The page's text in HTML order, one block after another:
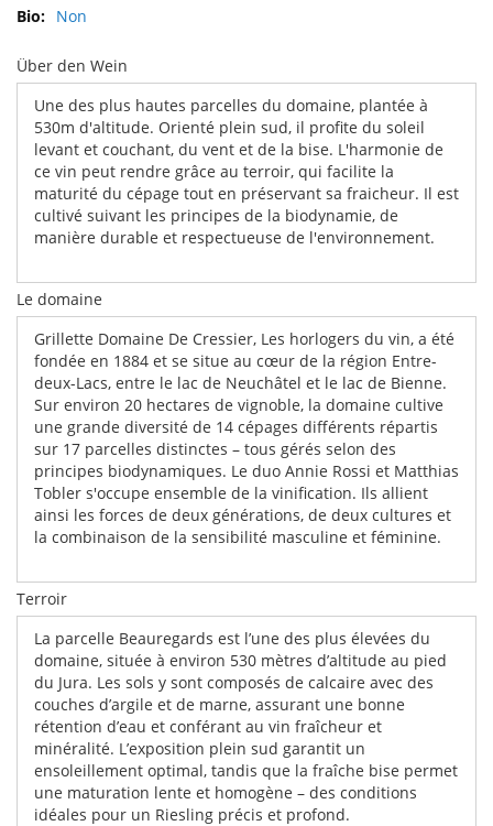
Non
Über den Wein
Une des plus hautes parcelles du domaine, plantée à
530m d'altitude. Orienté plein sud, il profite du soleil
levant et couchant, du vent et de la bise. L'harmonie de
ce vin peut rendre grâce au terroir, qui facilite la
maturité du cépage tout en préservant sa fraicheur. Il est
cultivé suivant les principes de la biodynamie, de
manière durable et respectueuse de l'environnement.
Le domaine
Grillette Domaine De Cressier, Les horlogers du vin, a été
fondée en 1884 et se situe au cœur de la région Entre-
deux-Lacs, entre le lac de Neuchâtel et le lac de Bienne.
Sur environ 20 hectares de vignoble, la domaine cultive
une grande diversité de 14 cépages différents répartis
sur 17 parcelles distinctes – tous gérés selon des
principes biodynamiques. Le duo Annie Rossi et Matthias
Tobler s'occupe ensemble de la vinification. Ils allient
ainsi les forces de deux générations, de deux cultures et
la combinaison de la sensibilité masculine et féminine.
Terroir
La parcelle Beauregards est l’une des plus élevées du
domaine, située à environ 530 mètres d’altitude au pied
du Jura. Les sols y sont composés de calcaire avec des
couches d’argile et de marne, assurant une bonne
rétention d’eau et conférant au vin fraîcheur et
minéralité. L’exposition plein sud garantit un
ensoleillement optimal, tandis que la fraîche bise permet
une maturation lente et homogène – des conditions
idéales pour un Riesling précis et profond.